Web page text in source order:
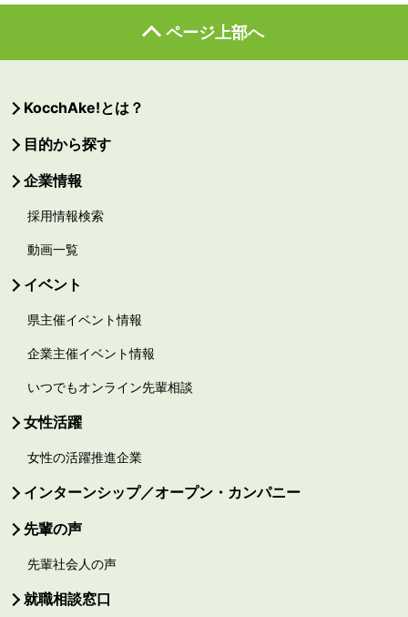
ページ上部へ
KocchAke!とは？
目的から探す
企業情報
採用情報検索
動画一覧
イベント
県主催イベント情報
企業主催イベント情報
いつでもオンライン先輩相談
女性活躍
女性の活躍推進企業
インターンシップ／オープン・カンパニー
先輩の声
先輩社会人の声
就職相談窓口